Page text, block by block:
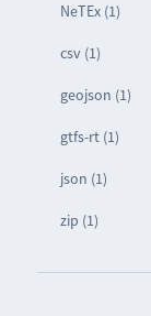
NeTEx (1)
csv (1)
geojson (1)
gtfs-rt (1)
json (1)
zip (1)